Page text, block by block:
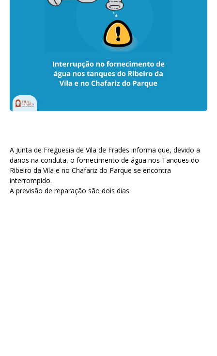
A Junta de Freguesia de Vila de Frades informa que, devido a
danos na conduta, o fornecimento de água nos Tanques do
Ribeiro da Vila e no Chafariz do Parque se encontra
interrompido.
A previsão de reparação são dois dias.